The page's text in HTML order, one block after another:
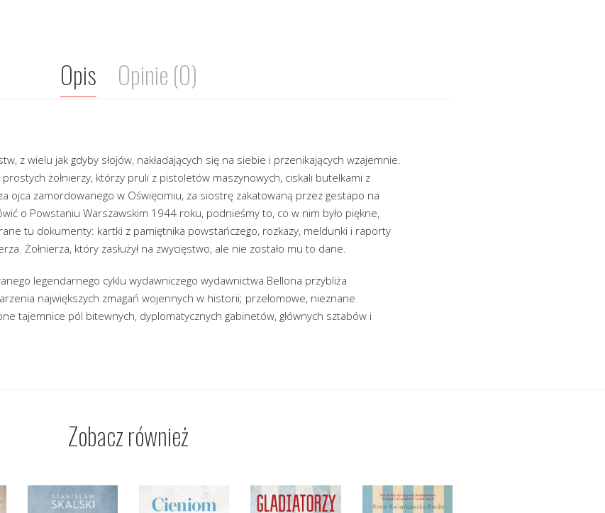
Opis Opinie (0)
z wielu jak gdyby słojów, nakładających się na siebie i przenikających wzajemnie.
żołnierzy, którzy pruli z pistoletów maszynowych, ciskali butelkami z
ojca zamordowanego w Oświęcimiu, za siostrę zakatowaną przez gestapo na
o Powstaniu Warszawskim 1944 roku, podnieśmy to, co w nim było piękne,
tu dokumenty: kartki z pamiętnika powstańczego, rozkazy, meldunki i raporty
Żołnierza, który zasłużył na zwycięstwo, ale nie zostało mu to dane.
legendarnego cyklu wydawniczego wydawnictwa Bellona przybliża
największych zmagań wojennych w historii; przełomowe, nieznane
tajemnice pól bitewnych, dyplomatycznych gabinetów, głównych sztabów i
Zobacz również